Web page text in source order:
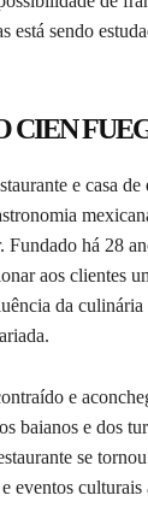
está sendo
CIEN
e casa
Fundado há 28
aos clientes
da culinária
e
baianos e dos
se
eventos